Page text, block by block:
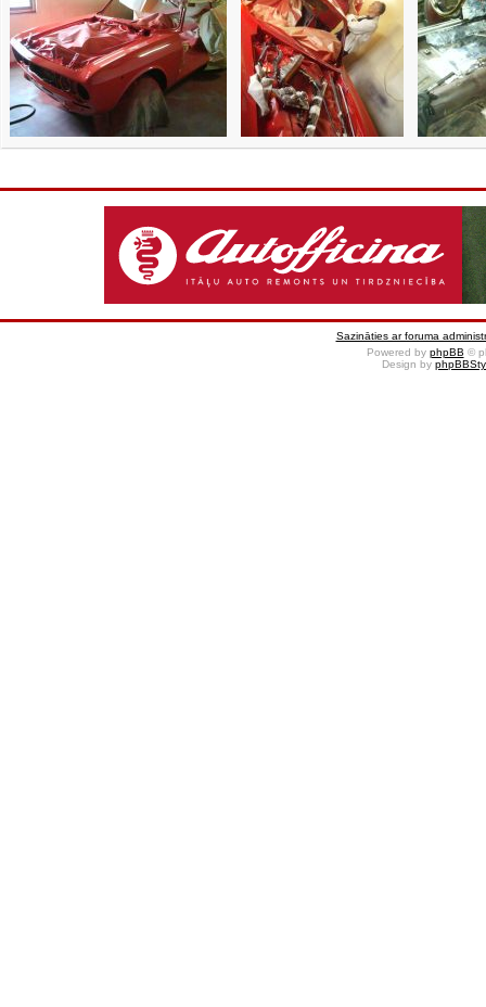
Sazināties ar foruma
Powered by phpBB ©
Design by